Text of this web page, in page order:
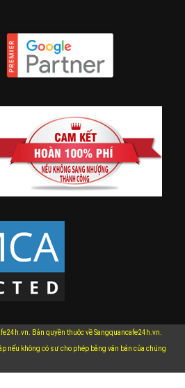
Bản quyền thuộc về Sangquancafe24h.vn.
nếu không có sự cho phép bằng văn bản của chúng